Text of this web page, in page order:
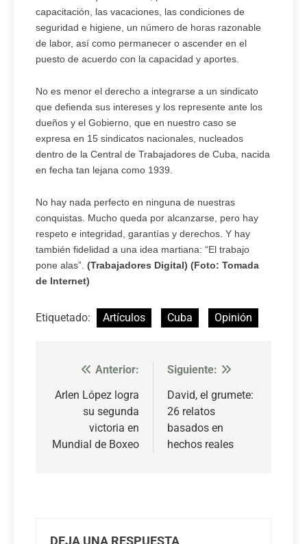
capacitación, las va­caciones, las condiciones de
seguridad e higiene, un número de horas razonable
de labor, así como permanecer o ascender en el
puesto de acuerdo con la capacidad y aportes.
No es menor el derecho a integrarse a un sindicato
que defienda sus intereses y los represente ante los
dueños y el Go­bierno, que en nuestro caso se
expresa en 15 sindicatos nacionales, nucleados
dentro de la Central de Trabajadores de Cuba, nacida
en fecha tan lejana como 1939.
No hay nada perfecto en ninguna de nuestras
conquistas. Mucho queda por alcanzarse, pero hay
respeto e integri­dad, garantías y derechos. Y hay
también fidelidad a una idea martiana: “El trabajo
pone alas”. (Trabajadores Digital) (Foto: Tomada
de Internet)
Etiquetado: Artículos Cuba Opinión
Navegación
de
entradas
Anterior:
Arlen López logra
su segunda
victoria en
Mundial de Boxeo
Siguiente:
David, el grumete:
26 relatos
basados en
hechos reales